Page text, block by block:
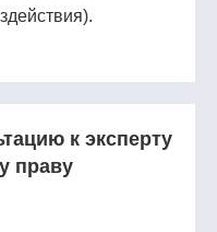
к эксперту
праву